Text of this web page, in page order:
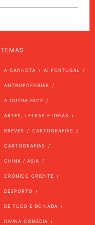
TEMAS
A CANHOTA AI PORTUGAL
ANTROPOFOBIAS
A OUTRA FACE
ARTES, LETRAS E IDEIAS
BREVES CARTOGRAFIAS
CARTOGRAFIAS
CHINA / ÁSIA
CRÓNICO ORIENTE
DESPORTO
DE TUDO E DE NADA
DIVINA COMÉDIA